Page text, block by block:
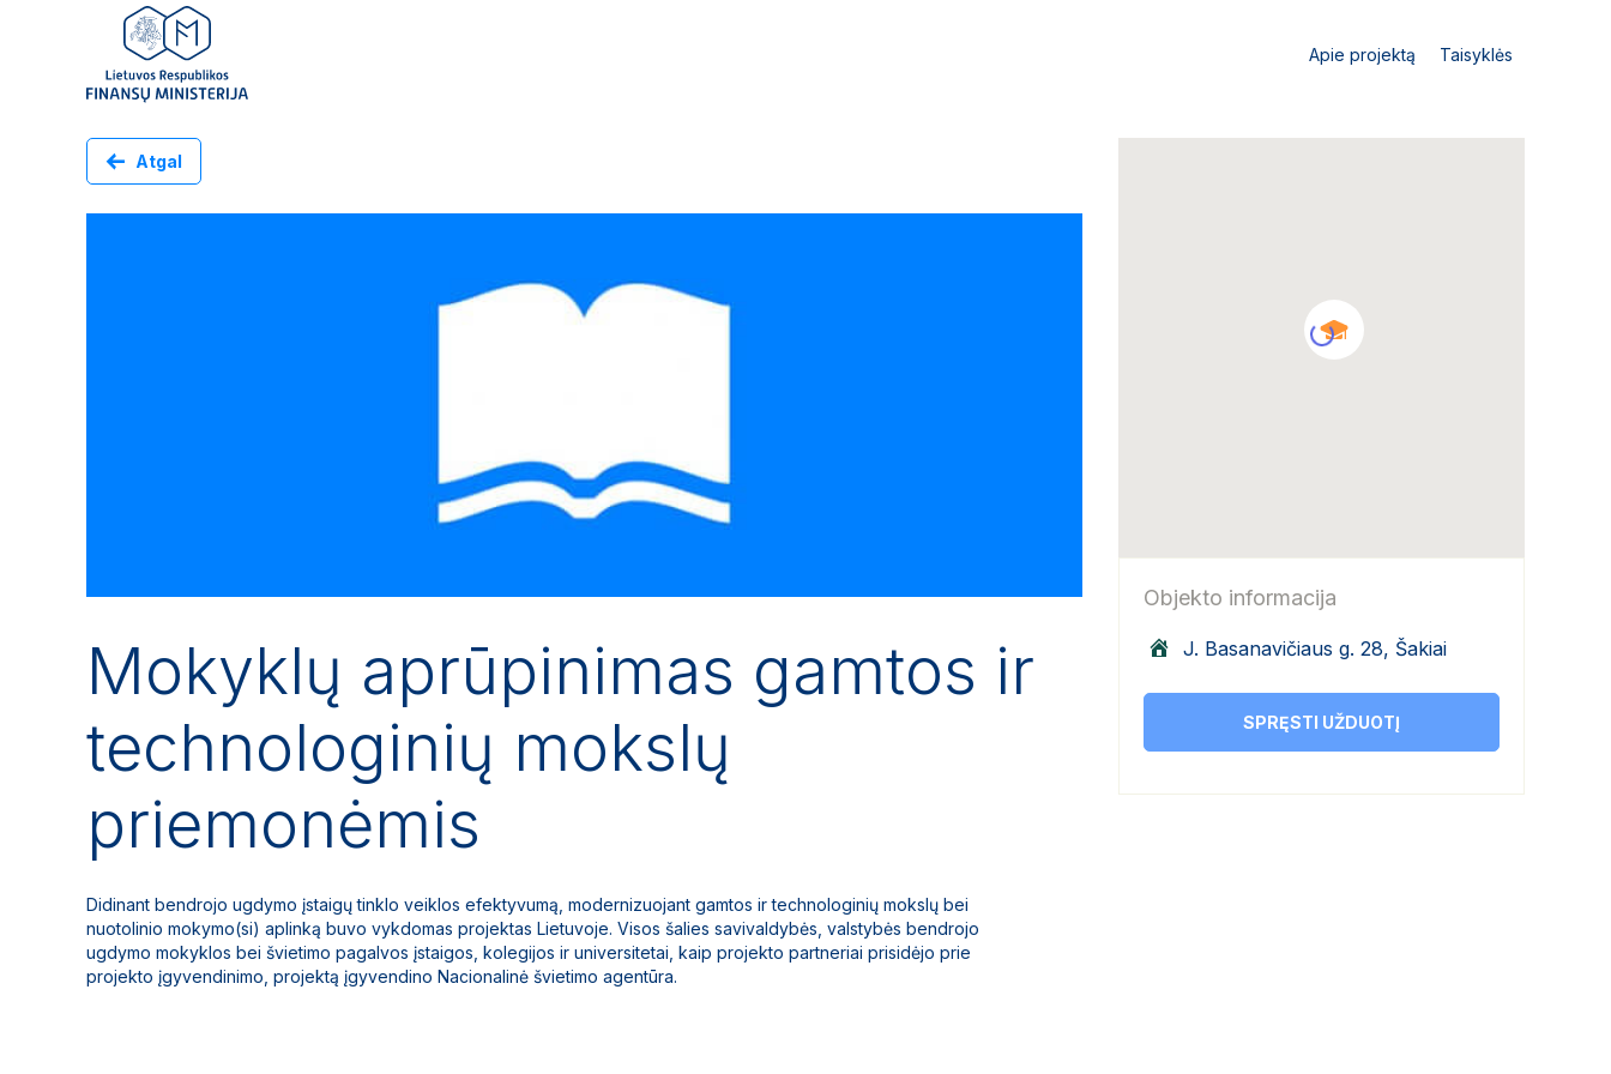
Apie projektą Taisyklės
Objekto informacija
J. Basanavičiaus g. 28, Šakiai
SPRĘSTI UŽDUOTĮ
Atgal
Mokyklų aprūpinimas gamtos ir
technologinių mokslų
priemonėmis
Didinant bendrojo ugdymo įstaigų tinklo veiklos efektyvumą, modernizuojant gamtos ir technologinių mokslų bei
nuotolinio mokymo(si) aplinką buvo vykdomas projektas Lietuvoje. Visos šalies savivaldybės, valstybės bendrojo
ugdymo mokyklos bei švietimo pagalvos įstaigos, kolegijos ir universitetai, kaip projekto partneriai prisidėjo prie
projekto įgyvendinimo, projektą įgyvendino Nacionalinė švietimo agentūra.